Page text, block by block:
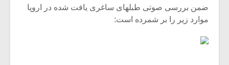
ضمن بررسی صوتی طبلهای ساغری یافت شده در اروپا
موارد زیر را بر شمرده است: